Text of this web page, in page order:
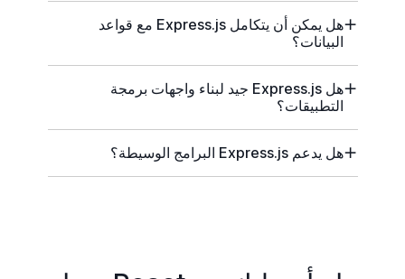
هل يمكن أن يتكامل Express.js مع قواعد
البيانات؟
هل Express.js جيد لبناء واجهات برمجة
التطبيقات؟
هل يدعم Express.js البرامج الوسيطة؟